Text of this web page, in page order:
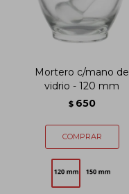
Mortero c/mano de
vidrio - 120 mm
$ 650